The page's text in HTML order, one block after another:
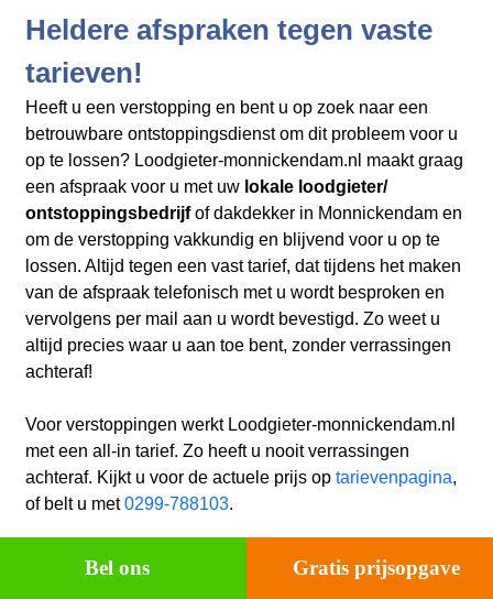
Heldere afspraken tegen vaste
tarieven!
Heeft u een verstopping en bent u op zoek naar een
betrouwbare ontstoppingsdienst om dit probleem voor u
op te lossen? Loodgieter-monnickendam.nl maakt graag
een afspraak voor u met uw lokale loodgieter/
ontstoppingsbedrijfof dakdekker in Monnickendam en
om de verstopping vakkundig en blijvend voor u op te
lossen. Altijd tegen een vast tarief, dat tijdens het maken
van de afspraak telefonisch met u wordt besproken en
vervolgens per mail aan u wordt bevestigd. Zo weet u
altijd precies waar u aan toe bent, zonder verrassingen
achteraf!
Voor verstoppingen werkt Loodgieter-monnickendam.nl
met een all-in tarief. Zo heeft u nooit verrassingen
achteraf. Kijkt u voor de actuele prijs op tarievenpagina,
of belt u met0299-788103.
Bel ons Gratis prijsopgave